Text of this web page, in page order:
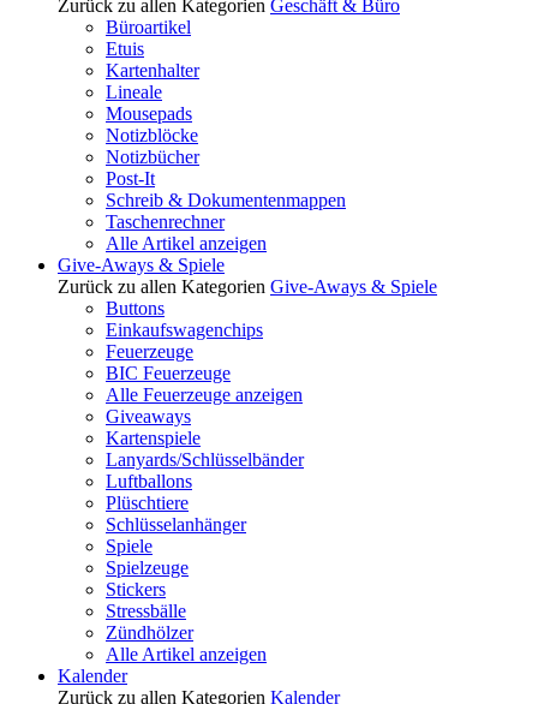
Zurück zu allen Kategorien Geschäft & Büro
Büroartikel
Etuis
Kartenhalter
Lineale
Mousepads
Notizblöcke
Notizbücher
Post-It
Schreib & Dokumentenmappen
Taschenrechner
Alle Artikel anzeigen
Give-Aways & Spiele
Zurück zu allen Kategorien Give-Aways & Spiele
Buttons
Einkaufswagenchips
Feuerzeuge
BIC Feuerzeuge
Alle Feuerzeuge anzeigen
Giveaways
Kartenspiele
Lanyards/Schlüsselbänder
Luftballons
Plüschtiere
Schlüsselanhänger
Spiele
Spielzeuge
Stickers
Stressbälle
Zündhölzer
Alle Artikel anzeigen
Kalender
Zurück zu allen Kategorien Kalender